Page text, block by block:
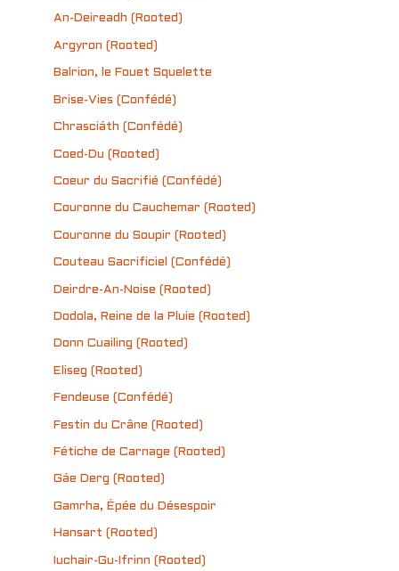
An-Deireadh (Rooted)
Argyron (Rooted)
Balrion, le Fouet Squelette
Brise-Vies (Confédé)
Chrasciáth (Confédé)
Coed-Du (Rooted)
Coeur du Sacrifié (Confédé)
Couronne du Cauchemar (Rooted)
Couronne du Soupir (Rooted)
Couteau Sacrificiel (Confédé)
Deirdre-An-Noise (Rooted)
Dodola, Reine de la Pluie (Rooted)
Donn Cuailing (Rooted)
Eliseg (Rooted)
Fendeuse (Confédé)
Festin du Crâne (Rooted)
Fétiche de Carnage (Rooted)
Gáe Derg (Rooted)
Gamrha, Épée du Désespoir
Hansart (Rooted)
Iuchair-Gu-Ifrinn (Rooted)